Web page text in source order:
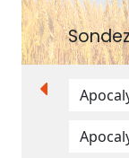
Nous
Signaler